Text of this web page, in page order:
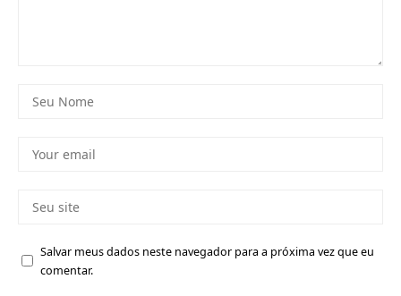
Salvar meus dados neste navegador para a próxima vez que eu
comentar.